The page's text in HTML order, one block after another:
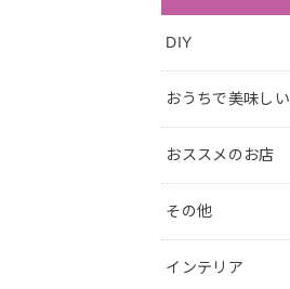
DIY
おうちで美味しい
おススメのお店
その他
インテリア